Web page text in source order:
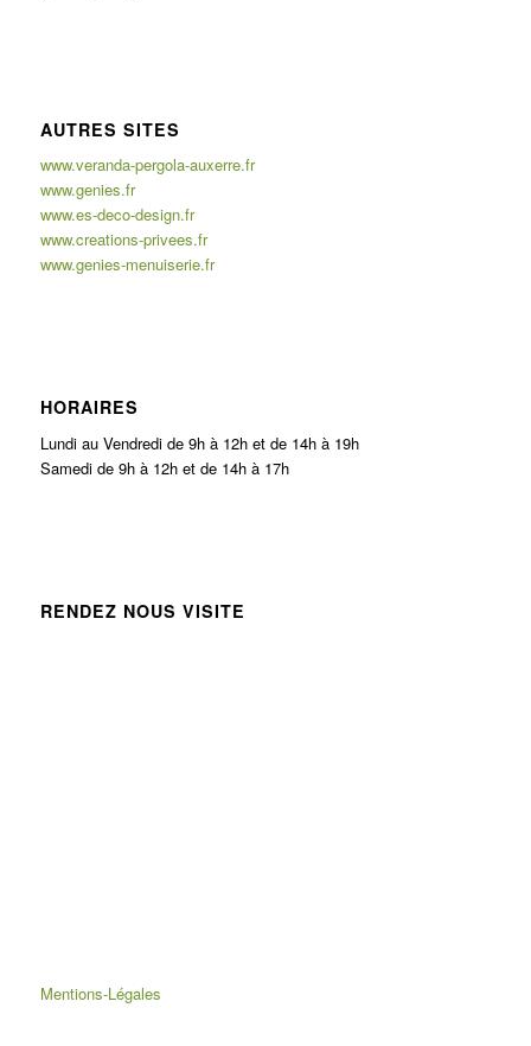
AUTRES SITES
www.veranda-pergola-auxerre.fr
www.genies.fr
www.es-deco-design.fr
www.creations-privees.fr
www.genies-menuiserie.fr
HORAIRES
Lundi au Vendredi de 9h à 12h et de 14h à 19h
Samedi de 9h à 12h et de 14h à 17h
RENDEZ NOUS VISITE
Mentions-Légales